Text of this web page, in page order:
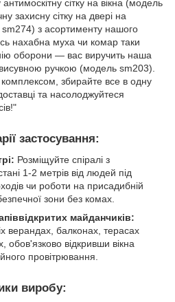
сітку на вікна (модель
захисну сітку на двері на
sm274) з асортименту нашого
нахабна муха чи комар таки
оборони — вас виручить наша
ручкою (модель sm203).
збирайте все в одну
та насолоджуйтеся
застосування:
Розміщуйте спіралі з
1-2 метрів від людей під
чи роботи на присадибній
зони без комах.
майданчиків:
верандах, балконах, терасах
обов'язково відкривши вікна
провітрювання.
виробу: